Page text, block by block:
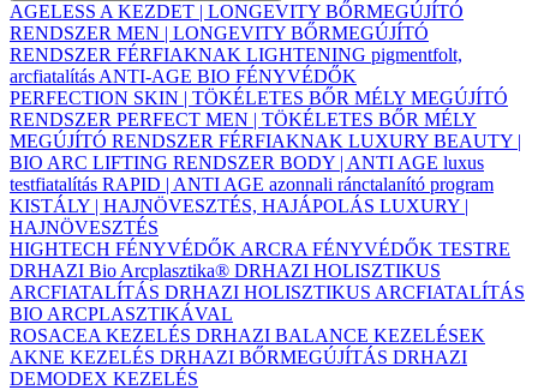
AGELESS A KEZDET | LONGEVITY BŐRMEGÚJÍTÓ
RENDSZER MEN | LONGEVITY BŐRMEGÚJÍTÓ
RENDSZER FÉRFIAKNAK LIGHTENING pigmentfolt,
arcfiatalítás ANTI-AGE BIO FÉNYVÉDŐK
PERFECTION SKIN | TÖKÉLETES BŐR MÉLY MEGÚJÍTÓ
RENDSZER PERFECT MEN | TÖKÉLETES BŐR MÉLY
MEGÚJÍTÓ RENDSZER FÉRFIAKNAK LUXURY BEAUTY |
BIO ARC LIFTING RENDSZER BODY | ANTI AGE luxus
testfiatalítás RAPID | ANTI AGE azonnali ránctalanító program
KISTÁLY | HAJNÖVESZTÉS, HAJÁPOLÁS LUXURY |
HAJNÖVESZTÉS
HIGHTECH FÉNYVÉDŐK ARCRA FÉNYVÉDŐK TESTRE
DRHAZI Bio Arcplasztika® DRHAZI HOLISZTIKUS
ARCFIATALÍTÁS DRHAZI HOLISZTIKUS ARCFIATALÍTÁS
BIO ARCPLASZTIKÁVAL
ROSACEA KEZELÉS DRHAZI BALANCE KEZELÉSEK
AKNE KEZELÉS DRHAZI BŐRMEGÚJÍTÁS DRHAZI
DEMODEX KEZELÉS